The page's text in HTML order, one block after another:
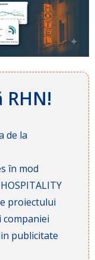
de la
în mod
proiectului
publicitate